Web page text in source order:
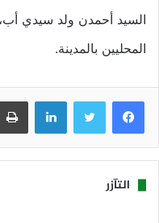
السيد أحمدن ولد سيدي
المحليين بالمدينة.
فيسبوك تويتر لينكدإن
التآزر